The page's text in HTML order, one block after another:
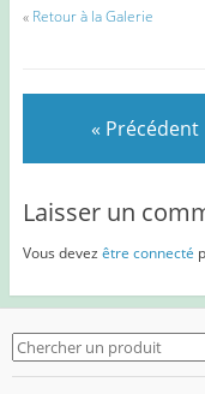
« Retour à la Galerie
« Précédent
Laisser un
Vous devez être connecté
Search
for: